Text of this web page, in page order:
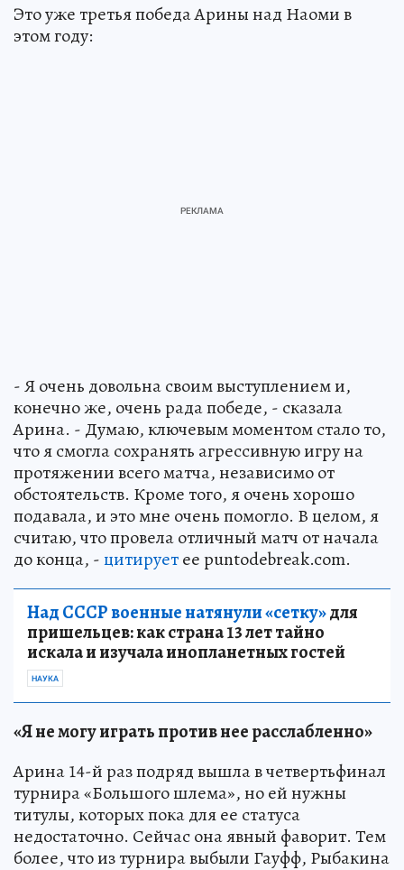
Это уже третья победа Арины над Наоми в
этом году:
- Я очень довольна своим выступлением и,
конечно же, очень рада победе, - сказала
Арина. - Думаю, ключевым моментом стало то,
что я смогла сохранять агрессивную игру на
протяжении всего матча, независимо от
обстоятельств. Кроме того, я очень хорошо
подавала, и это мне очень помогло. В целом, я
считаю, что провела отличный матч от начала
до конца, -цитируетее puntodebreak.com.
Над СССР военные натянули «сетку»для
пришельцев: как страна 13 лет тайно
искала и изучала инопланетных гостей
НАУКА
«Я не могу играть против нее расслабленно»
Арина 14-й раз подряд вышла в четвертьфинал
турнира «Большого шлема», но ей нужны
титулы, которых пока для ее статуса
недостаточно. Сейчас она явный фаворит. Тем
более, что из турнира выбыли Гауфф, Рыбакина